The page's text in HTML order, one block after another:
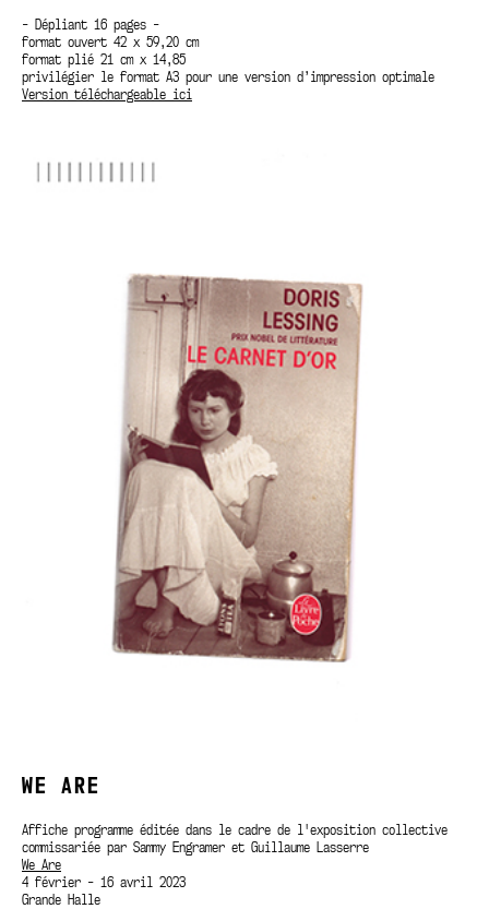
- Dépliant 16 pages -
format ouvert 42 x 59,20 cm
format plié 21 cm x 14,85
privilégier le format A3 pour une version d’impression optimale
Version téléchargeable ici
WE ARE
Affiche programme éditée dans le cadre de l'exposition collective
commissariée par Sammy Engramer et Guillaume Lasserre
We Are
4 février - 16 avril 2023
Grande Halle